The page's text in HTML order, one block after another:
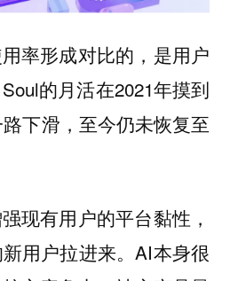
率形成对比的，是用户
的月活在2021年摸到
下滑，至今仍未恢复至
现有用户的平台黏性，
用户拉进来。AI本身很